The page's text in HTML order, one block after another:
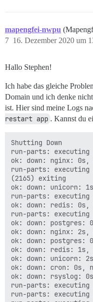
mapengfei-nwpu
16. Dezember 2020 um
7
Hallo Stephen!
Ich habe das gleiche
Domain und ich denke
ist. Hier sind meine Logs
restart app . Kannst du
Shutting Down
run-parts:
ok: down: nginx: 0s,
run-parts:
(2165) exiting
ok: down: unicorn:
run-parts:
ok: down: redis: 0s,
run-parts:
ok: down: postgres:
ok: down: nginx: 2s,
ok: down: postgres:
ok: down: redis: 1s,
ok: down: unicorn:
ok: down: cron: 0s,
ok: down: rsyslog:
run-parts:
run-parts: